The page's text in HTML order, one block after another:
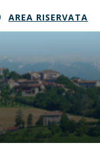
AREA RISERVATA